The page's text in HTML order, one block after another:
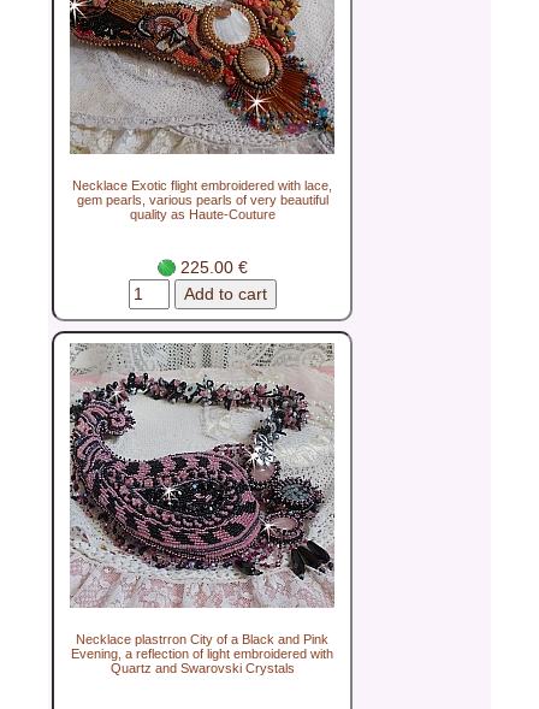
Necklace Exotic flight embroidered with lace,
gem pearls, various pearls of very beautiful
quality as Haute-Couture
225.00 €
Necklace plastrron City of a Black and Pink
Evening, a reflection of light embroidered with
Quartz and Swarovski Crystals